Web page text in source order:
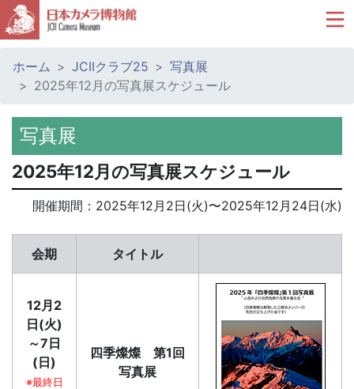
ホーム JCIIクラブ25
写真展
2025年12月の写真展スケジュール
写真展
2025年12月の写真展スケジュール
開催期間： 2025年12月2日(火)〜2025年12月24日(水)
会期 タイトル
12月2
日(火)
～7日
(日)
※最終日
四季燦燦 第1回
写真展